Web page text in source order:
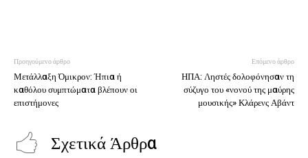
Προηγούμενο άρθρο
Μετάλλαξη Όμικρον: Ήπια ή
καθόλου συμπτώματα βλέπουν οι
επιστήμονες
Επόμενο άρθρο
ΗΠΑ: Ληστές δολοφόνησαν τη
σύζυγο του «νονού της μαύρης
μουσικής» Κλάρενς Αβάντ
Σχετικά Άρθρα